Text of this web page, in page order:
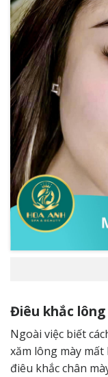
Điêu khắc
Ngoài việc biết
xăm lông mày
điêu khắc chân